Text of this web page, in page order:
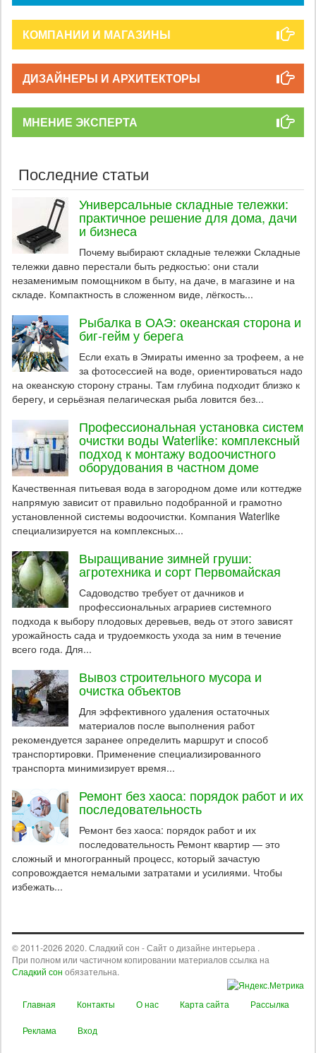
КОМПАНИИ И МАГАЗИНЫ
ДИЗАЙНЕРЫ И АРХИТЕКТОРЫ
МНЕНИЕ ЭКСПЕРТА
Последние статьи
Универсальные складные тележки:
практичное решение для дома, дачи
и бизнеса
Почему выбирают складные тележки Складные
тележки давно перестали быть редкостью: они стали
незаменимым помощником в быту, на даче, в магазине и на
складе. Компактность в сложенном виде, лёгкость...
Рыбалка в ОАЭ: океанская сторона и
биг-гейм у берега
Если ехать в Эмираты именно за трофеем, а не
за фотосессией на воде, ориентироваться надо
на океанскую сторону страны. Там глубина подходит близко к
берегу, и серьёзная пелагическая рыба ловится без...
Профессиональная установка систем
очистки воды Waterlike: комплексный
подход к монтажу водоочистного
оборудования в частном доме
Качественная питьевая вода в загородном доме или коттедже
напрямую зависит от правильно подобранной и грамотно
установленной системы водоочистки. Компания Waterlike
специализируется на комплексных...
Выращивание зимней груши:
агротехника и сорт Первомайская
Садоводство требует от дачников и
профессиональных аграриев системного
подхода к выбору плодовых деревьев, ведь от этого зависят
урожайность сада и трудоемкость ухода за ним в течение
всего года. Для...
Вывоз строительного мусора и
очистка объектов
Для эффективного удаления остаточных
материалов после выполнения работ
рекомендуется заранее определить маршрут и способ
транспортировки. Применение специализированного
транспорта минимизирует время...
Ремонт без хаоса: порядок работ и их
последовательность
Ремонт без хаоса: порядок работ и их
последовательность Ремонт квартир — это
сложный и многогранный процесс, который зачастую
сопровождается немалыми затратами и усилиями. Чтобы
избежать...
© 2011-2026 2020. Сладкий сон - Сайт о дизайне интерьера .
При полном или частичном копировании материалов ссылка на
Сладкий сон обязательна.
Главная Контакты О нас Карта сайта Рассылка
Реклама Вход